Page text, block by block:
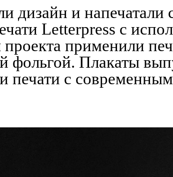
дизайн и
Letterpress с
применили
фольгой. Плакаты
печати с